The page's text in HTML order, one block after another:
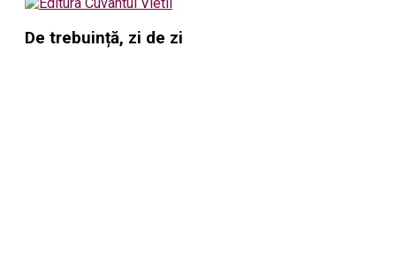
De trebuință, zi de zi